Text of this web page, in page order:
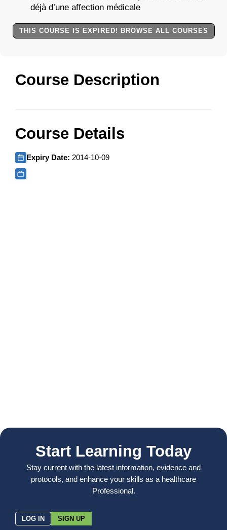
Course Description
Course Details
Expiry Date: 2014-10-09
déjà d’une affection médicale
THIS COURSE IS EXPIRED! BROWSE ALL COURSES
Start Learning Today
Stay current with the latest information, evidence and
protocols, and enhance your skills as a healthcare
Professional.
LOG IN SIGN UP